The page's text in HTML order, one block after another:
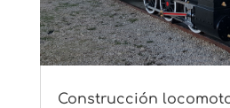
Construcción